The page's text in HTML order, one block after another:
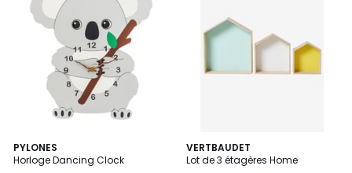
PYLONES
Horloge Dancing Clock
4
Couleurs
VERTBAUDET
Lot de 3 étagères Home
5
/
2
Couleurs